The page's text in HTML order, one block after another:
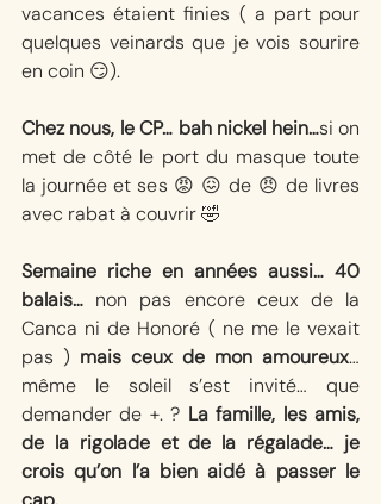
vacances étaient finies ( a part pour
quelques veinards que je vois sourire
en coin 😏).
Chez nous, le CP… bah nickel hein…si on
met de côté le port du masque toute
la journée et ses 😡 😖 de 😠 de livres
avec rabat à couvrir 🤣
Semaine riche en années aussi… 40
balais… non pas encore ceux de la
Canca ni de Honoré ( ne me le vexait
pas ) mais ceux de mon amoureux…
même le soleil s’est invité… que
demander de +. ? La famille, les amis,
de la rigolade et de la régalade… je
crois qu’on l’a bien aidé à passer le